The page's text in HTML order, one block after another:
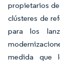
propietarios
clústeres de
para los
medida que